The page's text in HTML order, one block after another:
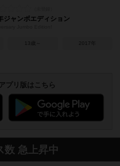
ジャンボエディション
13歳～ 2017年
プリ版はこちら
数 急上昇中